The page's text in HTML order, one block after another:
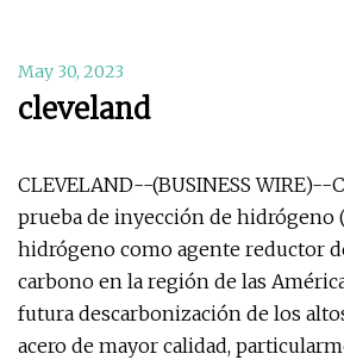
May 30, 2023
cleveland
CLEVELAND--(BUSINESS
prueba de inyección de hidrógeno
hidrógeno como agente reductor
carbono en la región de las
futura descarbonización de los
acero de mayor calidad,